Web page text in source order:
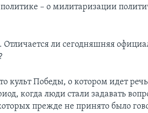
– о милитаризации
Отличается ли сегодняшняя
культ Победы, о котором идет
когда люди стали задавать
прежде не принято было